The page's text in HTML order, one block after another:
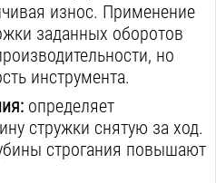
износ. Применение
заданных оборотов
но
инструмента.
определяет
стружки снятую за ход.
строгания повышают